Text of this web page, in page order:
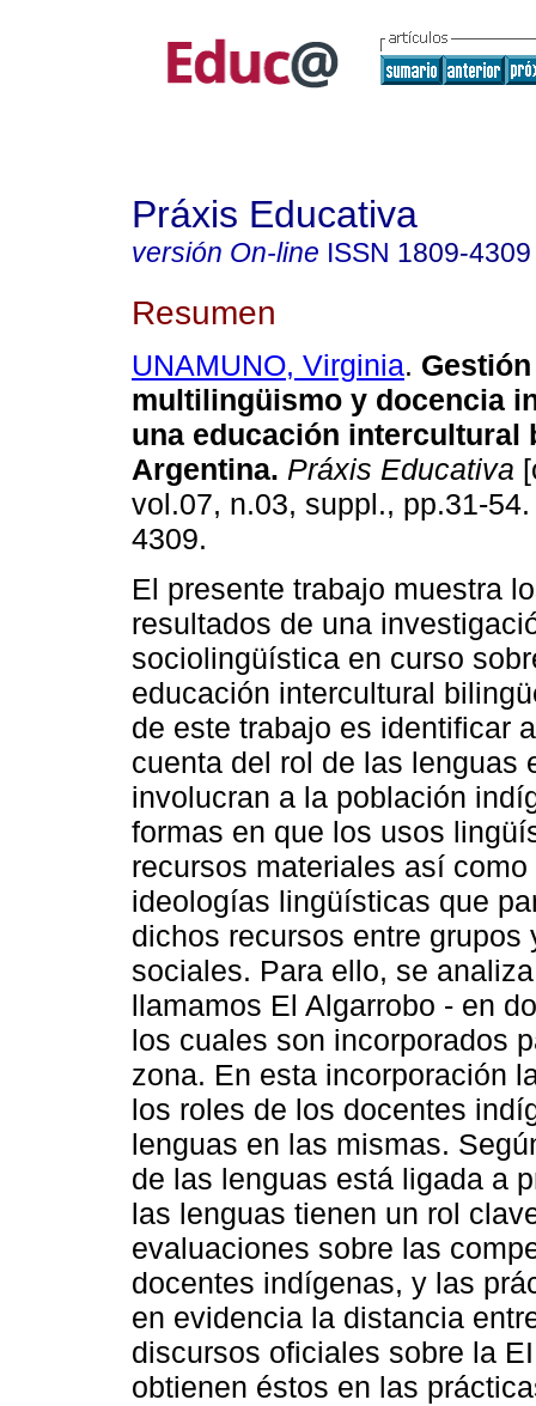
Práxis Educativa
versión On-line ISSN 1809-4309
Resumen
UNAMUNO, Virginia.
multilingüismo y docencia
una educación intercultural
Argentina. Práxis Educativa
vol.07, n.03, suppl., pp.31-
4309.
El presente trabajo muestra
resultados de una
sociolingüística en curso
educación intercultural
de este trabajo es identificar
cuenta del rol de las lenguas
involucran a la población
formas en que los usos
recursos materiales así
ideologías lingüísticas que
dichos recursos entre
sociales. Para ello, se
llamamos El Algarrobo - en
los cuales son incorporados
zona. En esta incorporación
los roles de los docentes
lenguas en las mismas.
de las lenguas está ligada a
las lenguas tienen un rol
evaluaciones sobre las
docentes indígenas, y las
en evidencia la distancia
discursos oficiales sobre la
obtienen éstos en las